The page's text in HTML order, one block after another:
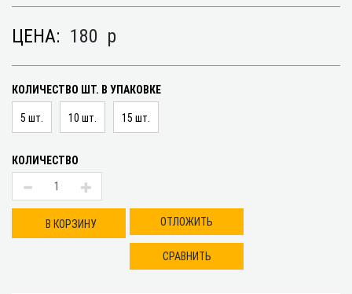
ЦЕНА: 180 p
КОЛИЧЕСТВО ШТ. В УПАКОВКЕ
5 шт. 10 шт. 15 шт.
КОЛИЧЕСТВО
В КОРЗИНУ ОТЛОЖИТЬ
СРАВНИТЬ